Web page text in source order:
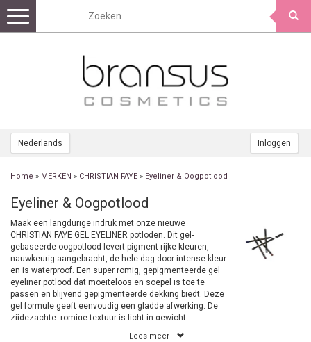
Nederlands Inloggen
Toggle
navigation
Home » MERKEN » CHRISTIAN FAYE » Eyeliner & Oogpotlood
Eyeliner & Oogpotlood
Maak een langdurige indruk met onze nieuwe
CHRISTIAN FAYE GEL EYELINER potloden. Dit gel-
gebaseerde oogpotlood levert pigment-rijke kleuren,
nauwkeurig aangebracht, de hele dag door intense kleur
en is waterproof. Een super romig, gepigmenteerde gel
eyeliner potlood dat moeiteloos en soepel is toe te
passen en blijvend gepigmenteerde dekking biedt. Deze
gel formule geeft eenvoudig een gladde afwerking. De
zijdezachte, romige textuur is licht in gewicht,
Lees meer